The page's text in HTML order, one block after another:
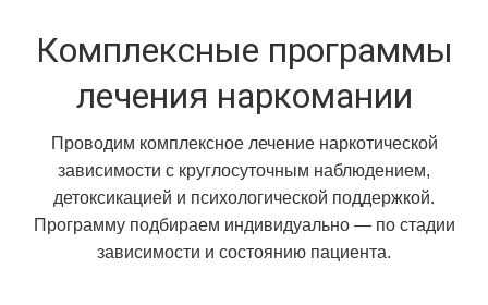
Комплексные программы
лечения наркомании
Проводим комплексное лечение наркотической
зависимости с круглосуточным наблюдением,
детоксикацией и психологической поддержкой.
Программу подбираем индивидуально — по стадии
зависимости и состоянию пациента.